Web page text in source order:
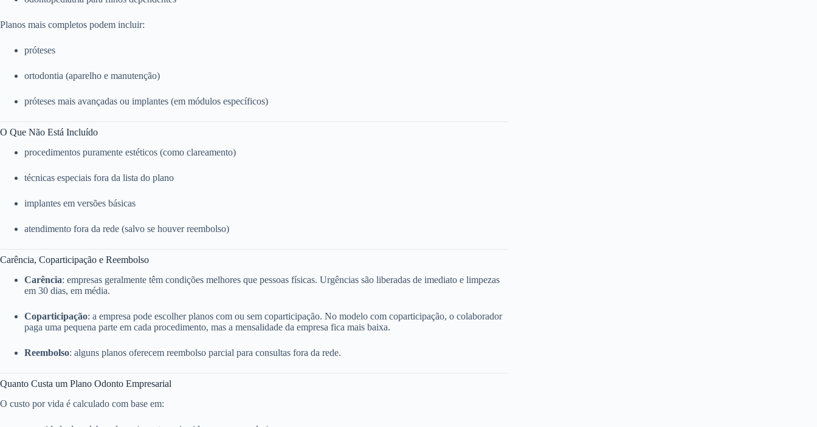
Planos mais completos podem incluir:
próteses
ortodontia (aparelho e manutenção)
próteses mais avançadas ou implantes (em módulos específicos)
O Que Não Está Incluído
procedimentos puramente estéticos (como clareamento)
técnicas especiais fora da lista do plano
implantes em versões básicas
atendimento fora da rede (salvo se houver reembolso)
Carência, Coparticipação e Reembolso
Carência: empresas geralmente têm condições melhores que pessoas físicas. Urgências são liberadas de imediato e limpezas
em 30 dias, em média.
Coparticipação: a empresa pode escolher planos com ou sem coparticipação. No modelo com coparticipação, o colaborador
paga uma pequena parte em cada procedimento, mas a mensalidade da empresa fica mais baixa.
Reembolso: alguns planos oferecem reembolso parcial para consultas fora da rede.
Quanto Custa um Plano Odonto Empresarial
O custo por vida é calculado com base em: